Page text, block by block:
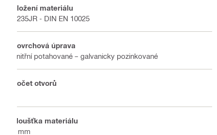
Složení materiálu
S235JR - DIN EN 10025
Povrchová úprava
Vnitřní potahované – galvanicky pozinkované
Počet otvorů
Tloušťka materiálu
4 mm